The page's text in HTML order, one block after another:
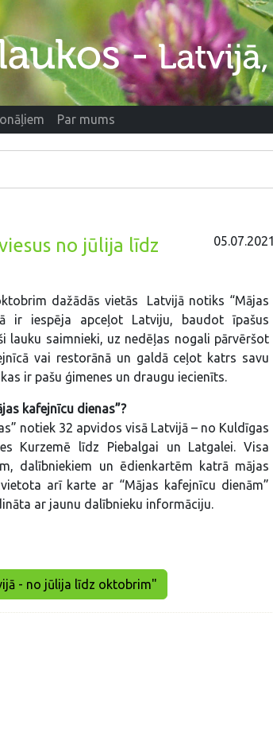
Par mums
no jūlija līdz
05.07.2021
dažādās vietās Latvijā notiks “Mājas
ir iespēja apceļot Latviju, baudot īpašus
lauku saimnieki, uz nedēļas nogali pārvēršot
vai restorānā un galdā ceļot katrs savu
ir pašu ģimenes un draugu iecienīts.
kafejnīcu dienas”?
notiek 32 apvidos visā Latvijā – no Kuldīgas
Kurzemē līdz Piebalgai un Latgalei. Visa
dalībniekiem un ēdienkartēm katrā mājas
arī karte ar “Mājas kafejnīcu dienām”
ar jaunu dalībnieku informāciju.
- no jūlija līdz oktobrim"